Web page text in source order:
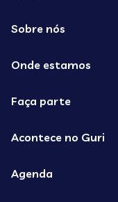
Sobre nós
Onde estamos
Faça parte
Acontece no Guri
Agenda